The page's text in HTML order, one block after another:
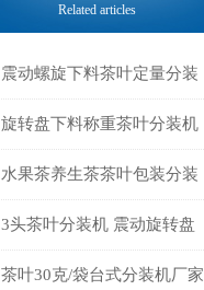
Related articles
震动螺旋下料茶叶定量分装
机30-80克
旋转盘下料称重茶叶分装机
生产厂家
水果茶养生茶茶叶包装分装
机可定制多头
3头茶叶分装机 震动旋转盘
下料分包机
茶叶30克/袋台式分装机厂家